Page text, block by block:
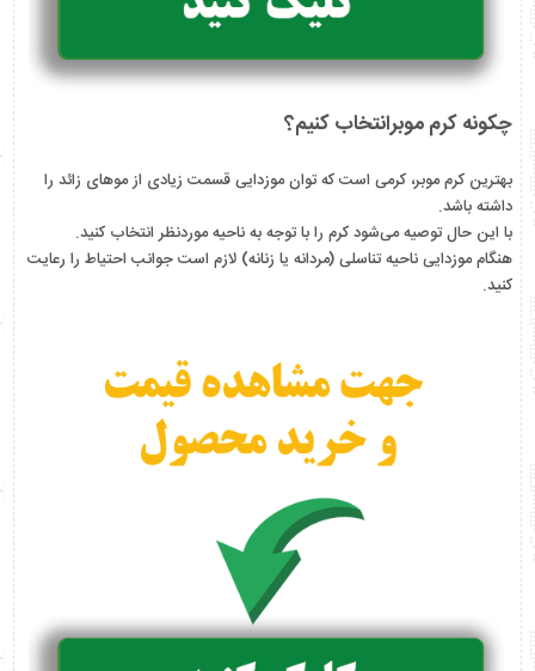
چکونه کرم موبرانتخاب کنیم؟
بهترین کرم موبر،‌ کرمی است که توان موزدایی قسمت زیادی از موهای زائد را
داشته باشد.
با این حال توصیه می‌شود کرم را با توجه به ناحیه موردنظر انتخاب کنید.
هنگام موزدایی ناحیه تناسلی (مردانه یا زنانه) لازم است جوانب احتیاط را رعایت
کنید.